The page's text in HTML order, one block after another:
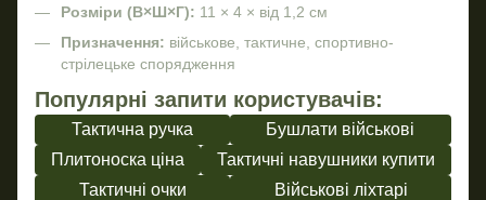
Розміри (В×Ш×Г): 11 × 4 × від 1,2 см
Призначення: військове, тактичне, спортивно-
стрілецьке спорядження
Популярні запити користувачів:
Тактична ручка
Бушлати військові
Плитоноска ціна
Тактичні навушники купити
Тактичні очки
Військові ліхтарі